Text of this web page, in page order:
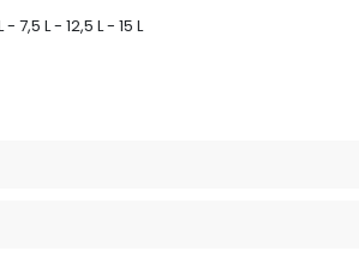
- 7,5 L - 12,5 L - 15 L